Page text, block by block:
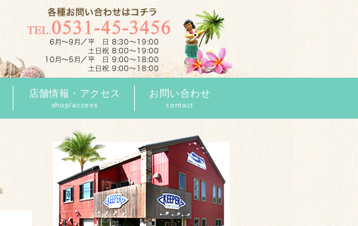
店舗情報・アクセス
shop/access
お問い合わせ
contact